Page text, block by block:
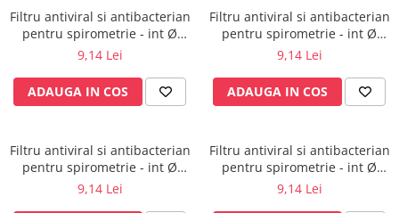
Ochelari de protectie
Gel ECO
Cabluri EKG (10 fire)
Electrozi ECG / EKG
Sonde TOCO
Vase
Spirometrie
Filtru antiviral si antibacterian
pentru spirometrie - int Ø
27,0 x ext Ø 30,5 mm / int Ø
9,14 Lei
ADAUGA IN COS
Filtru antiviral si antibacterian
pentru spirometrie - int Ø
27,0 x ext Ø 30,0 mm / int Ø
9,14 Lei
ADAUGA IN COS
Filtru antiviral si antibacterian
pentru spirometrie - int Ø
27,0 x ext Ø 30,0 mm / int Ø
9,14 Lei
Filtru antiviral si antibacterian
pentru spirometrie - int Ø
27,0 x ext Ø 30,0 mm / int Ø
9,14 Lei